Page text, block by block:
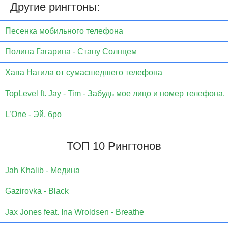
Другие рингтоны:
Песенка мобильного телефона
Полина Гагарина - Стану Солнцем
Хава Нагила от сумасшедшего телефона
TopLevel ft. Jay - Tim - Забудь мое лицо и номер телефона.
L’One - Эй, бро
ТОП 10 Рингтонов
Jаh Khаlib - Медина
Gazirovka - Black
Jax Jones feat. Ina Wroldsen - Breathe